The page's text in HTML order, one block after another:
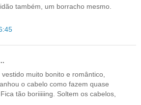
também, um borracho mesmo.
muito bonito e romântico,
o cabelo como fazem quase
tão boriiiiing. Soltem os cabelos,